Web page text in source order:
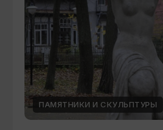
ПАМЯТНИКИ И СКУЛЬПТУРЫ